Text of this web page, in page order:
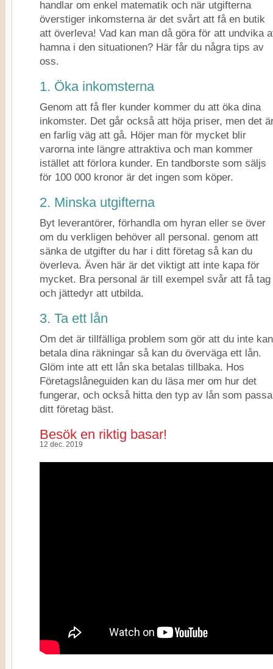
handlar om enkel matematik och när utgifterna
överstiger inkomsterna är det svårt att få en butik
att överleva! Vad kan man då göra för att undvika
hamna i den situationen? Här får du några tips av
oss.
1. Öka inkomsterna
Genom att få fler kunder kommer du att öka dina
inkomster. Det går också att höja priser, men det
en farlig väg att gå. Höjer man för mycket blir
varorna inte längre attraktiva och man kommer
istället att förlora kunder. En tandborste som säljs
för 100 000 kronor är det ingen som köper.
2. Minska utgifterna
Byt leverantörer, förhandla om hyran eller se över
om du verkligen behöver all personal. genom att
sänka de utgifter du har i ditt företag så kan du
överleva. Även här är det viktigt att inte kapa för
mycket. Bra personal är till exempel svår att få tag
och jättedyr att utbilda.
3. Ta ett lån
Om det är tillfälliga problem som gör att du inte kan
betala dina räkningar så kan du överväga ett lån.
Glöm inte att ett lån ska betalas tillbaka. Hos
Företagslåneguiden kan du läsa mer om hur det
fungerar, och också hitta den typ av lån som
ditt företag bäst.
Besök en riktig basar!
12 dec. 2019